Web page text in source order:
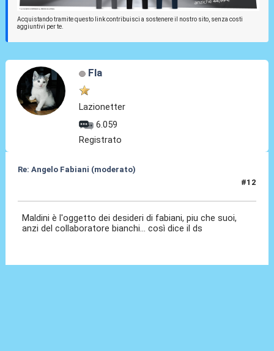
Acquistando tramite questo link contribuisci a sostenere il nostro sito, senza costi
aggiuntivi per te.
Fla
Lazionetter
6.059
Registrato
Re: Angelo Fabiani (moderato)
#12
Maldini è l'oggetto dei desideri di fabiani, piu che suoi,
anzi del collaboratore bianchi... così dice il ds